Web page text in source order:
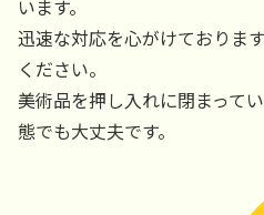
います。
迅速な対応を心がけておりま
ください。
美術品を押し入れに閉まって
態でも大丈夫です。